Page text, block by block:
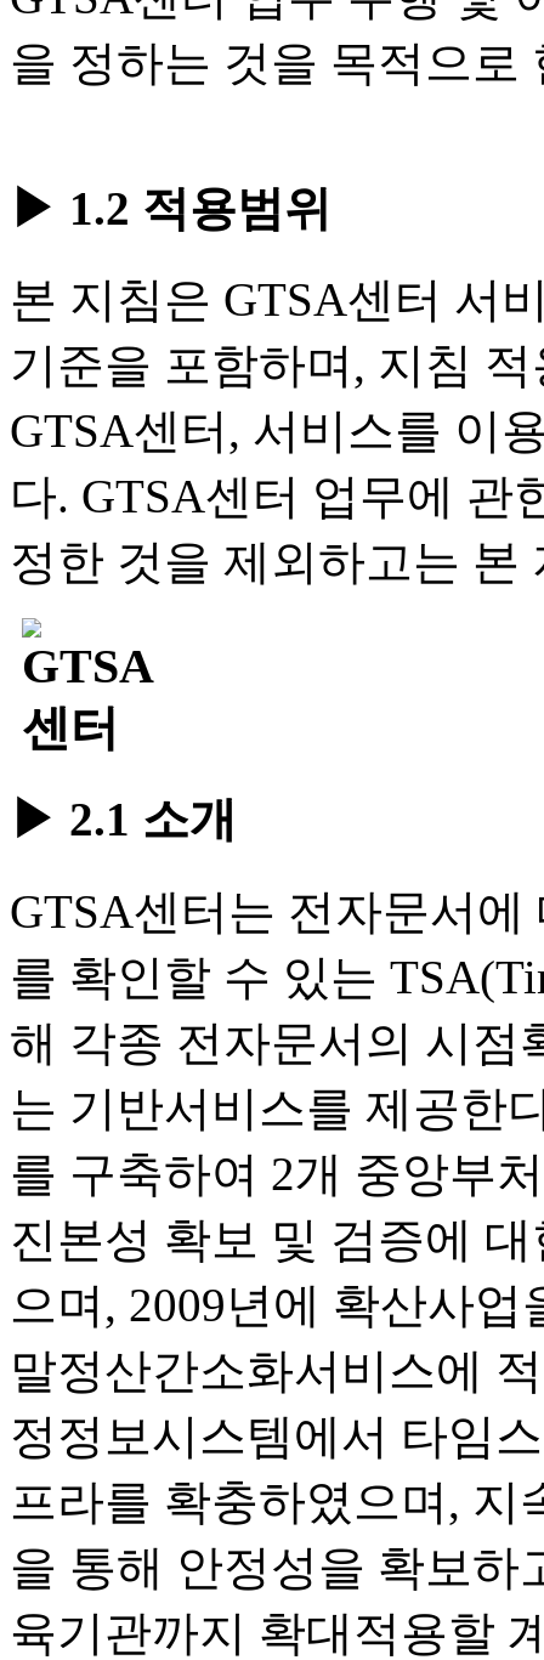
을 정하는 것을 목적으로
▶ 1.2 적용범위
본 지침은 GTSA센터 서
기준을 포함하며, 지침
GTSA센터, 서비스를 이
다. GTSA센터 업무에 관
정한 것을 제외하고는 본
▶ 2.1 소개
GTSA센터는 전자문서
를 확인할 수 있는
해 각종 전자문서의 시점
는 기반서비스를 제공한
를 구축하여 2개 중앙부
진본성 확보 및 검증에
으며, 2009년에 확산사
말정산간소화서비스에
정정보시스템에서 타임
프라를 확충하였으며,
을 통해 안정성을 확보하
육기관까지 확대적용할